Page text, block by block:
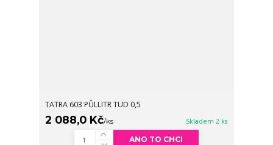
TATRA 603 PŮLLITR TUD 0,5
2 088,0 Kč/ks Skladem 2 ks
ANO TO CHCI